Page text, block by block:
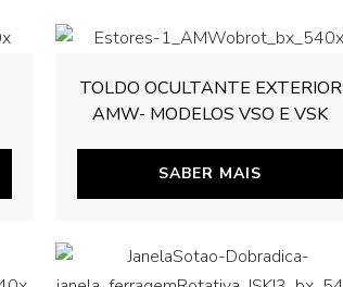
TOLDO OCULTANTE EXTERIOR
AMW- MODELOS VSO E VSK
SABER MAIS